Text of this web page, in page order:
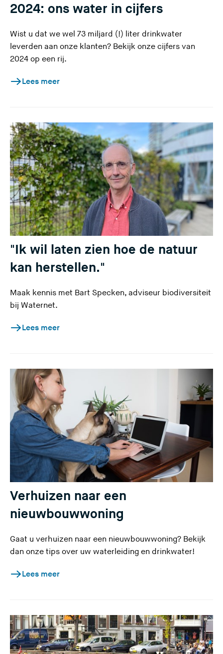
2024: ons water in cijfers
Wist u dat we wel 73 miljard (!) liter drinkwater
leverden aan onze klanten? Bekijk onze cijfers van
2024 op een rij.
Lees meer
"Ik wil laten zien hoe de natuur
kan herstellen."
Maak kennis met Bart Specken, adviseur biodiversiteit
bij Waternet.
Lees meer
Verhuizen naar een
nieuwbouwwoning
Gaat u verhuizen naar een nieuwbouwwoning? Bekijk
dan onze tips over uw waterleiding en drinkwater!
Lees meer